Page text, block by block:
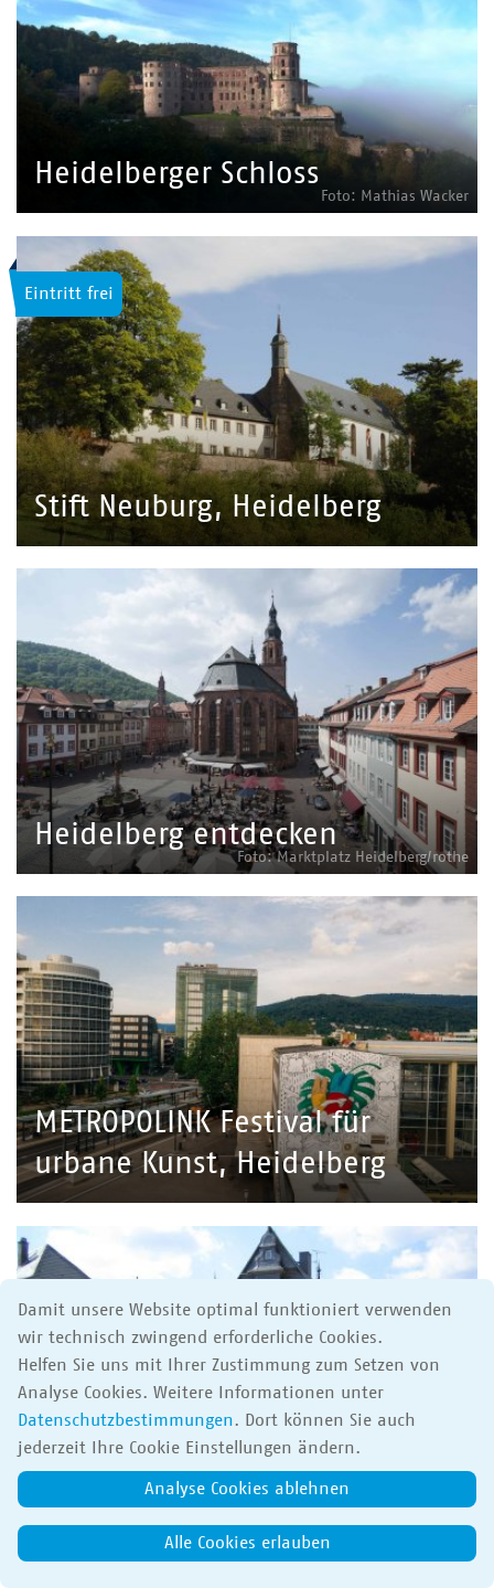
Heidelberger Schloss
Foto: Mathias Wacker
Eintritt frei
Stift Neuburg, Heidelberg
Heidelberg entdecken
Foto: Marktplatz Heidelberg/rothe
METROPOLINK Festival für
urbane Kunst, Heidelberg
Heppenheim entdecken
Damit unsere Website optimal funktioniert verwenden
wir technisch zwingend erforderliche Cookies.
Helfen Sie uns mit Ihrer Zustimmung zum Setzen von
Analyse Cookies. Weitere Informationen unter
Datenschutzbestimmungen. Dort können Sie auch
jederzeit Ihre Cookie Einstellungen ändern.
Analyse Cookies ablehnen
Alle Cookies erlauben